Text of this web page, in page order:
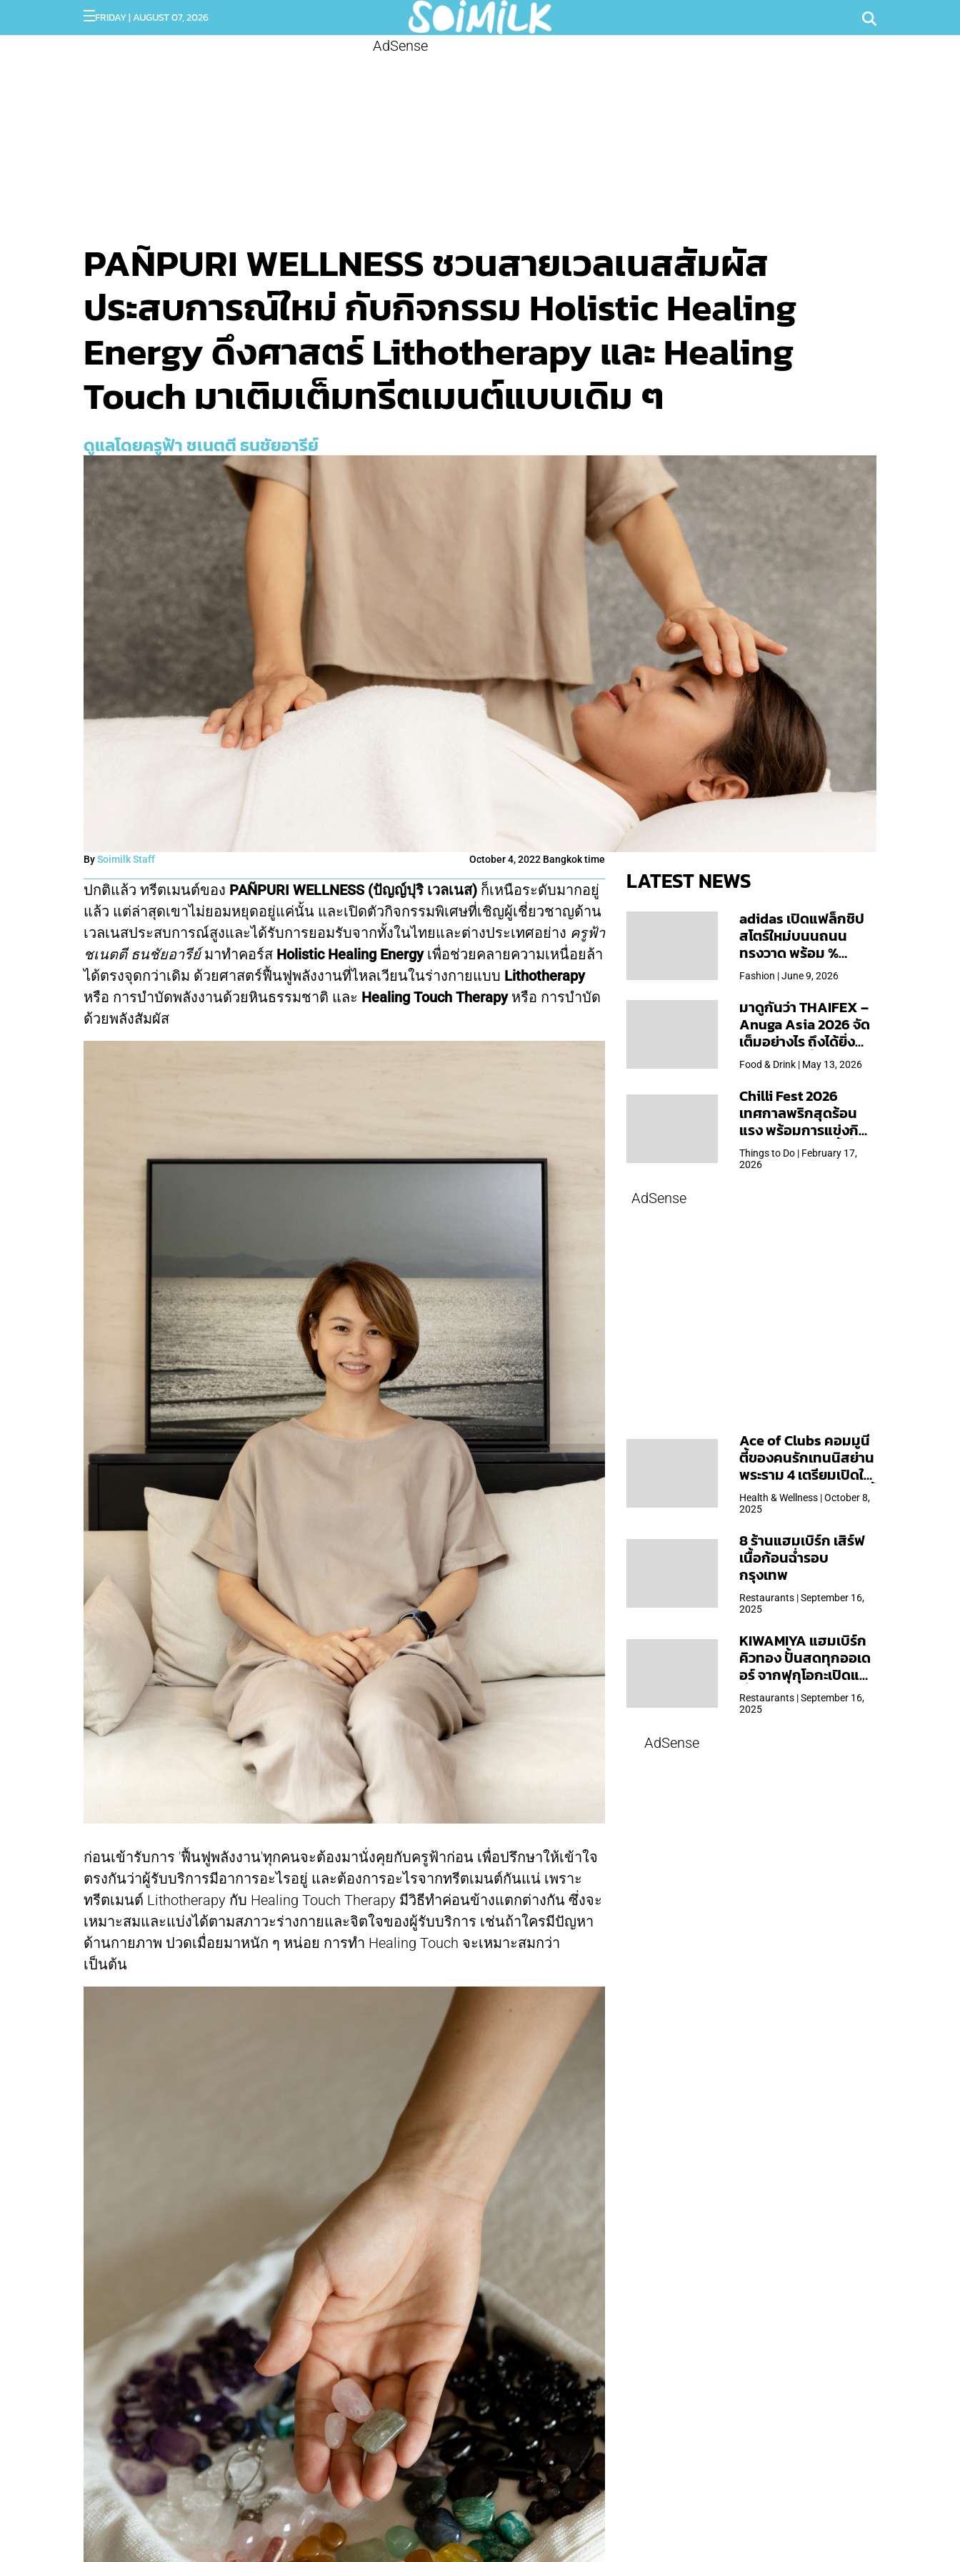
FRIDAY | AUGUST 07, 2026
AdSense
PAÑPURI WELLNESS ชวนสายเวลเนสสัมผัส
ประสบการณ์ใหม่ กับกิจกรรม Holistic Healing
Energy ดึงศาสตร์ Lithotherapy และ Healing
Touch มาเติมเต็มทรีตเมนต์แบบเดิม ๆ
ดูแลโดยครูฟ้า ชเนตตี ธนชัยอารีย์
BySoimilk Staff October 4, 2022 Bangkok time
ปกติแล้ว ทรีตเมนต์ของ PAÑPURI WELLNESS (ปัญญ์ปุริ เวลเนส) ก็เหนือระดับมากอยู่
แล้ว แต่ล่าสุดเขาไม่ยอมหยุดอยู่แค่นั้น และเปิดตัวกิจกรรมพิเศษที่เชิญผู้เชี่ยวชาญด้าน
เวลเนสประสบการณ์สูงและได้รับการยอมรับจากทั้งในไทยและต่างประเทศอย่าง ครูฟ้า
ชเนตตี ธนชัยอารีย์มาทำคอร์ส Holistic Healing Energyเพื่อช่วยคลายความเหนื่อยล้า
ได้ตรงจุดกว่าเดิม ด้วยศาสตร์ฟื้นฟูพลังงานที่ไหลเวียนในร่างกายแบบ Lithotherapy
หรือ การบำบัดพลังงานด้วยหินธรรมชาติ และ Healing Touch Therapyหรือ การบำบัด
ด้วยพลังสัมผัส
ก่อนเข้ารับการ 'ฟื้นฟูพลังงาน'ทุกคนจะต้องมานั่งคุยกับครูฟ้าก่อน เพื่อปรึกษาให้เข้าใจ
ตรงกันว่าผู้รับบริการมีอาการอะไรอยู่ และต้องการอะไรจากทรีตเมนต์กันแน่ เพราะ
ทรีตเมนต์ Lithotherapy กับ Healing Touch Therapy มีวิธีทำค่อนข้างแตกต่างกัน ซึ่งจะ
เหมาะสมและแบ่งได้ตามสภาวะร่างกายและจิตใจของผู้รับบริการ เช่นถ้าใครมีปัญหา
ด้านกายภาพ ปวดเมื่อยมาหนัก ๆ หน่อย การทำ Healing Touch จะเหมาะสมกว่า
เป็นต้น
LATEST NEWS
adidas เปิดแฟล็กชิป
สโตร์ใหม่บนนถนน
ทรงวาด พร้อม %
Arabica และคอลเลก
ชันพิเศษเฉพาะสาขา
Fashion | June 9, 2026
มาดูกันว่า THAIFEX –
Anuga Asia 2026 จัด
เต็มอย่างไร ถึงได้ยิ่ง
ใหญ่สุดเท่าที่เคยจัดมา
Food & Drink | May 13, 2026
Chilli Fest 2026
เทศกาลพริกสุดร้อน
แรง พร้อมการแข่งกิน
พริก จัด 28 มี.ค.นี้ ที่โรง
แรมคิมป์ตัน มาลัยฯ
Things to Do | February 17,
2026
AdSense
Ace of Clubs คอมมูนี
ตี้ของคนรักเทนนิสย่าน
พระราม 4 เตรียมเปิดให้
บริการวันแรก 19 ต.ค. นี้
Health & Wellness | October 8,
2025
8 ร้านแฮมเบิร์ก เสิร์ฟ
เนื้อก้อนฉ่ำรอบ
กรุงเทพ
Restaurants | September 16,
2025
KIWAMIYA แฮมเบิร์ก
คิวทอง ปั้นสดทุกออเด
อร์ จากฟุกุโอกะเปิดแล้ว
ที่ Central Park
Restaurants | September 16,
2025
AdSense